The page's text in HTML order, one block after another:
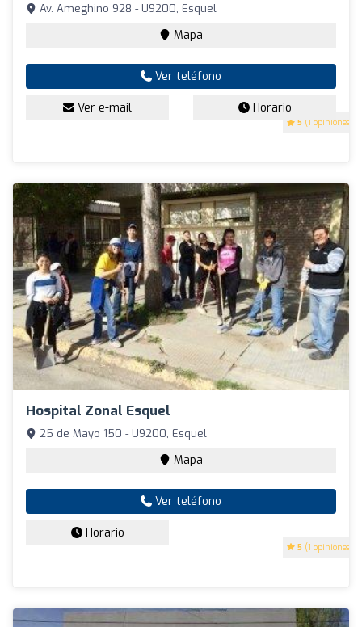
5 (1 opiniones)
Av. Ameghino 928 - U9200, Esquel
Mapa
Ver teléfono
Ver e-mail Horario
Hospital Zonal Esquel
5 (1 opiniones)
25 de Mayo 150 - U9200, Esquel
Mapa
Ver teléfono
Horario